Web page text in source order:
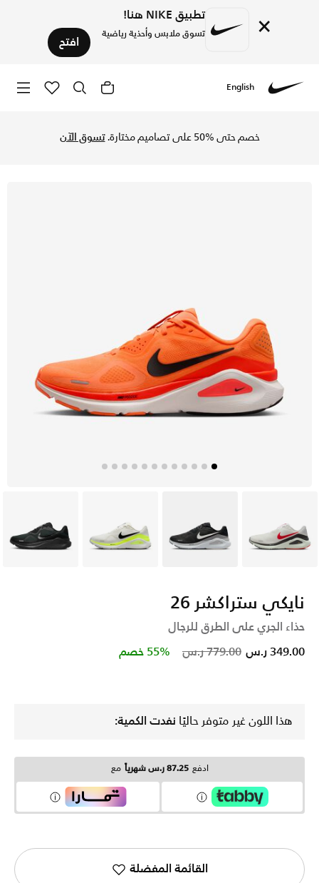
× تطبيق NIKE هنا!
تسوق ملابس وأحذية رياضية افتح
English
خصم حتى %50 على تصاميم مختارة. تسوق الآن
أبيض أسود أبيض أسود
نايكي ستراكشر 26
حذاء الجري على الطرق للرجال
Price reduced from
779.00 ر.س to 349.00 ر.س 55% خصم
هذا اللون غير متوفر حاليًا نفدت الكمية:
ادفع 87.25 ر.س شهرياً مع
القائمة المفضلة